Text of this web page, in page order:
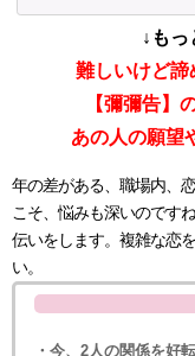
↓もっ
難しいけど
【彌彌告】
あの人の願望
年の差がある、職場内、
こそ、悩みも深いのです
伝いをします。複雑な恋
い。
・今、2人の関係を好